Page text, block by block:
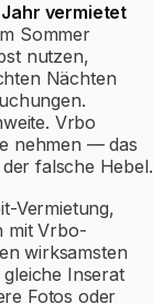
vermietet
Sommer
nutzen,
Nächten
Vrbo
nehmen — das
falsche Hebel.
Vermietung,
mit Vrbo-
wirksamsten
Inserat
Fotos oder